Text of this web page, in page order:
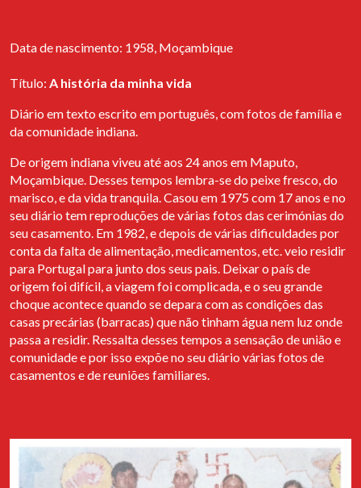
Data de nascimento: 1958, Moçambique
Título: A história da minha vida
Diário em texto escrito em português, com fotos de família e
da comunidade indiana.
De origem indiana viveu até aos 24 anos em Maputo,
Moçambique. Desses tempos lembra-se do peixe fresco, do
marisco, e da vida tranquila. Casou em 1975 com 17 anos e no
seu diário tem reproduções de várias fotos das cerimónias do
seu casamento. Em 1982, e depois de várias dificuldades por
conta da falta de alimentação, medicamentos, etc. veio residir
para Portugal para junto dos seus pais. Deixar o país de
origem foi difícil, a viagem foi complicada, e o seu grande
choque acontece quando se depara com as condições das
casas precárias (barracas) que não tinham água nem luz onde
passa a residir. Ressalta desses tempos a sensação de união e
comunidade e por isso expõe no seu diário várias fotos de
casamentos e de reuniões familiares.
with EAPN Association (European Anti-Poverty Network) within
the scope of the international project Opportunities - Crises as
New Narrative of Successful Integration, promoted by BEWING.
suggesting possible interested parties.
Abertura da exposição "Próxima Estação:
um arquivo para a migração"
Entre dia 21 de Setembro e 4 de Outubro 2022 é possível visitar
a exposição “Próxima Estação: Um arquivo para a migração” no
Espaço de Santa Catarina, que será depois apresentada, entre dia
13 de Outubro e 01 de Novembro, na galeria do projeto EGEU. A
viagem termina na associação cultural Curious Monkey, onde
estará patente entre 03 de Novembro e 20 de Novembro.
Cais de Eõncontro
Clara Barbacini e Isabel Mões foram convidadas pela Associação
Palha de Abrantes, a participar no evento Cais de Encontro, que
teve lugar no dia 20 de junho de 2023 no Centro Cultural Gil
Livro "Diários de Mulheres Migrantes"